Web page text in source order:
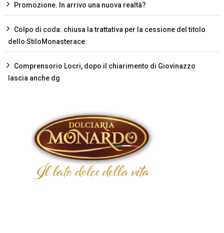
Promozione. In arrivo una nuova realtà?
Colpo di coda: chiusa la trattativa per la cessione del titolo
dello StiloMonasterace
Comprensorio Locri, dopo il chiarimento di Giovinazzo
lascia anche dg